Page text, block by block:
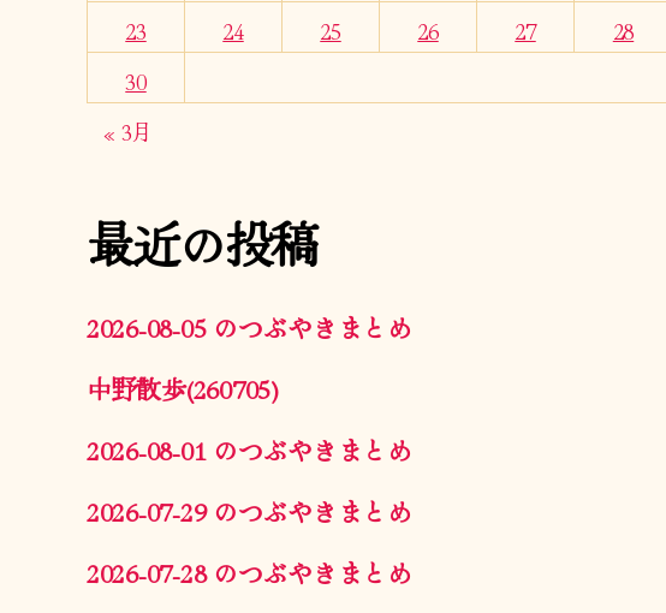
23
24 25 26 27 28
30
« 3月
最近の投稿
2026-08-05 のつぶやきまとめ
中野散歩(260705)
2026-08-01 のつぶやきまとめ
2026-07-29 のつぶやきまとめ
2026-07-28 のつぶやきまとめ